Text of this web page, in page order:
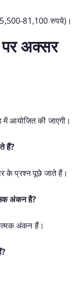
81,100 रुपये)।
अक्सर
आयोजित की जाएगी।
हैं?
के प्रश्न पूछे जाते हैं।
अंकन है?
अंकन हैं।